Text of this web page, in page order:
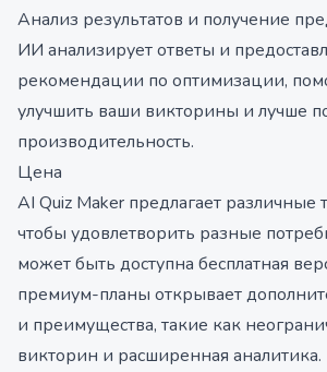
Анализ результатов и получение
ИИ анализирует ответы и
рекомендации по оптимизации,
улучшить ваши викторины и лучше
производительность.
Цена
AI Quiz Maker предлагает
чтобы удовлетворить разные
может быть доступна бесплатная
премиум-планы открывает
и преимущества, такие как
викторин и расширенная аналитика.